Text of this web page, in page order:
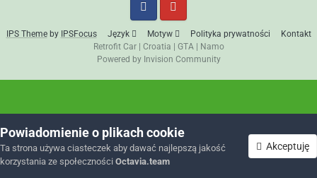
IPS Themeby IPSFocus Język Motyw Polityka prywatności
Kontakt
Retrofit Car| Croatia GTA|
Namo
Powered by Invision Community
Powiadomienie o plikach cookie
Ta strona używa ciasteczek aby dawać najlepszą jakość
korzystania ze społeczności Octavia.team
Akceptuję
Forum Nieprzeczytane Zaloguj się